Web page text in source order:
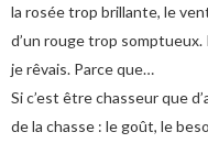
la rosée trop brillante, le
d’un rouge trop somptueux.
je rêvais. Parce que…
Si c’est être chasseur que
de la chasse : le goût, le